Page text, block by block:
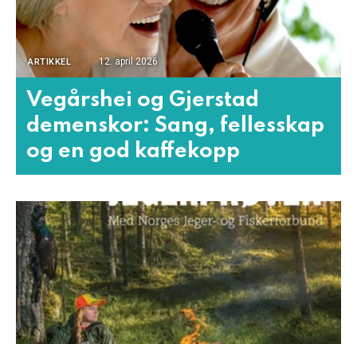
ARTIKKEL 12. april 2026
Vegårshei og Gjerstad
demenskor: Sang, fellesskap
og en god kaffekopp